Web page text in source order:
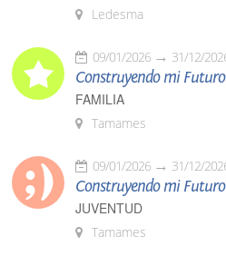
Ledesma
09/01/2026 31/12/
Construyendo mi Futuro
FAMILIA
Tamames
09/01/2026 31/12/
Construyendo mi Futuro
JUVENTUD
Tamames